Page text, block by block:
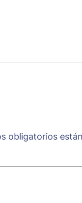
obligatorios